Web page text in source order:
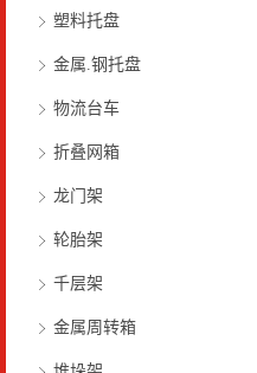
塑料托盘
金属.钢托盘
物流台车
折叠网箱
龙门架
轮胎架
千层架
金属周转箱